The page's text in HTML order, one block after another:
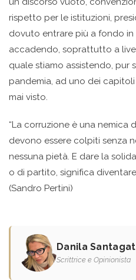
rispetto per le istituzioni,
dovuto entrare più a fondo
accadendo, soprattutto a
quale stiamo assistendo, pur
pandemia, ad uno dei
mai visto.
“La corruzione è una nemica
devono essere colpiti senza
nessuna pietà. E dare la
o di partito, significa
(Sandro Pertini)
Danila
Scrittrice e Opinionista